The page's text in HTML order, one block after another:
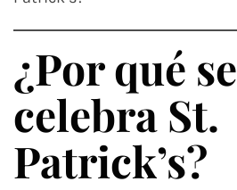
¿Por qué se
celebra St.
Patrick’s?